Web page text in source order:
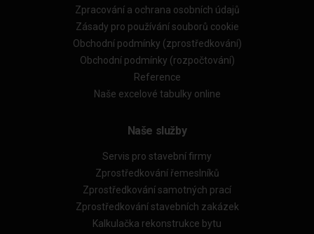
Zpracování a ochrana osobních údajů
Zásady pro používání souborů cookie
Obchodní podmínky (zprostředkování)
Obchodní podmínky (rozpočtování)
Reference
Naše excelové tabulky online
Naše služby
Servis pro stavební firmy
Zprostředkování řemeslníků
Zprostředkování samotných prací
Zprostředkování stavebních zakázek
Kalkulačka rekonstrukce bytu